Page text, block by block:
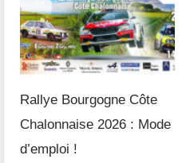
Rallye Bourgogne Côte
Chalonnaise 2026 : Mode
d’emploi !